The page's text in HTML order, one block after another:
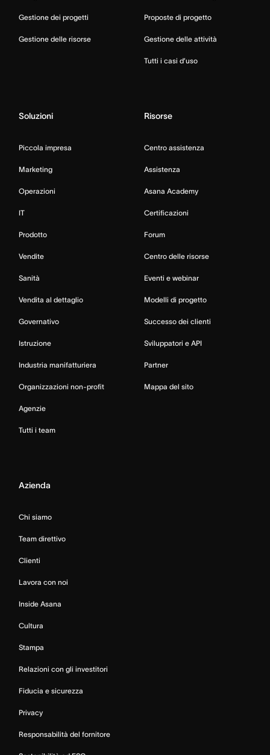
Gestione dei progetti
Gestione delle risorse
Proposte di progetto
Gestione delle attività
Tutti i casi d’uso
Soluzioni
Piccola impresa
Marketing
Operazioni
IT
Prodotto
Vendite
Sanità
Vendita al dettaglio
Governativo
Istruzione
Industria manifatturiera
Organizzazioni non-profit
Agenzie
Tutti i team
Risorse
Centro assistenza
Assistenza
Asana Academy
Certificazioni
Forum
Centro delle risorse
Eventi e webinar
Modelli di progetto
Successo dei clienti
Sviluppatori e API
Partner
Mappa del sito
Azienda
Chi siamo
Team direttivo
Clienti
Lavora con noi
Inside Asana
Cultura
Stampa
Relazioni con gli investitori
Fiducia e sicurezza
Privacy
Responsabilità del fornitore